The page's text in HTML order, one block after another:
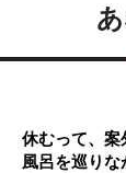
休むって、案
風呂を巡りな